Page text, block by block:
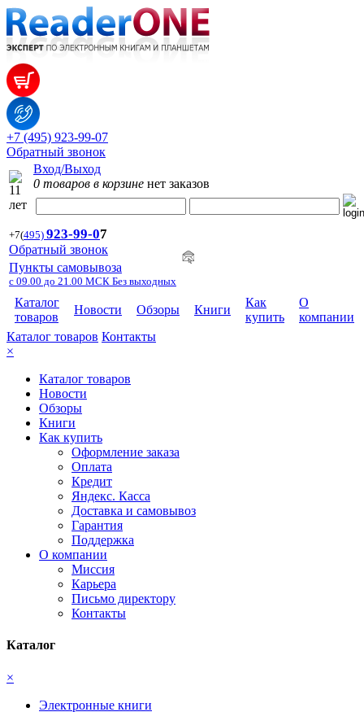
+7 (495) 923-99-07
Обратный звонок
Вход/Выход
0 товаров в корзине нет заказов
+7(495) 923-99-07
Обратный звонок
Пункты самовывоза
с 09.00 до 21.00 МСК Без выходных
Каталог
товаров
Новости Обзоры Книги
Как
купить
О
компании
Каталог товаров Контакты
×
Каталог товаров
Новости
Обзоры
Книги
Как купить
Оформление заказа
Оплата
Кредит
Яндекс. Касса
Доставка и самовывоз
Гарантия
Поддержка
О компании
Миссия
Карьера
Письмо директору
Контакты
Каталог
×
Электронные книги